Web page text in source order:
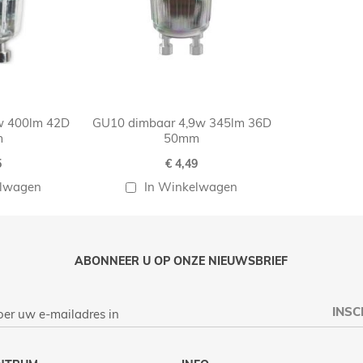
400lm 42D
GU10 dimbaar 4,9w 345lm 36D
50mm
€ 4,49
In Winkelwagen
ABONNEER U OP ONZE NIEUWSBRIEF